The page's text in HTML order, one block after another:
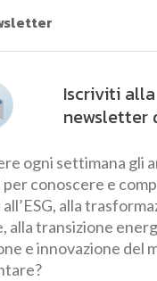
Iscriviti alla
newsletter
ogni settimana gli
conoscere e
alla
alla transizione
e innovazione del